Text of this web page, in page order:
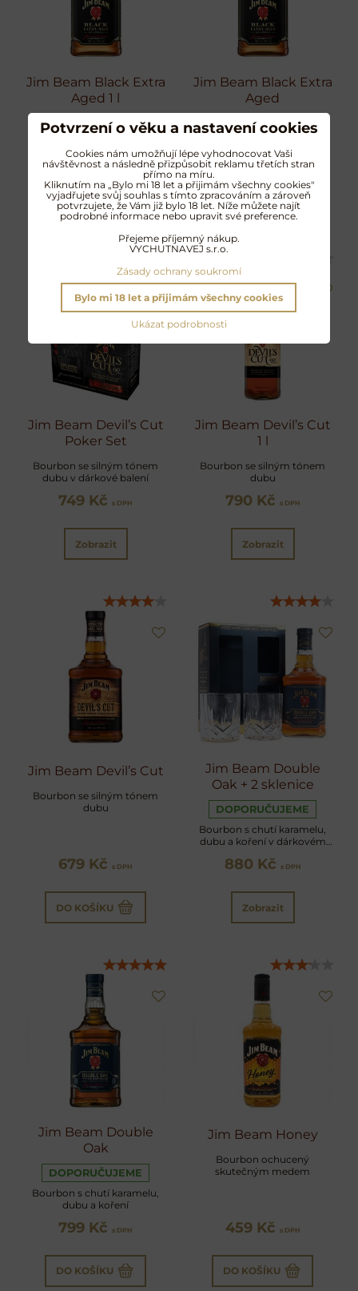
Jim Beam Black Extra
Aged 1 l
Hřejivý bourbon s
přetrvávajícími tóny dubu a
899 Kč s DPH
DO KOŠÍKU
Jim Beam Black Extra
Aged
Hřejivý bourbon s
přetrvávajícími tóny dubu a
739 Kč s DPH
DO KOŠÍKU
Jim Beam Devil’s Cut
Poker Set
Bourbon se silným tónem
dubu v dárkové balení
749 Kč s DPH
Zobrazit
Jim Beam Devil’s Cut
1 l
Bourbon se silným tónem
dubu
790 Kč s DPH
Zobrazit
Jim Beam Devil’s Cut
Bourbon se silným tónem
dubu
679 Kč s DPH
DO KOŠÍKU
Jim Beam Double
Oak + 2 sklenice
DOPORUČUJEME
Bourbon s chutí karamelu,
dubu a koření v dárkovém
880 Kč s DPH
Zobrazit
Jim Beam Double
Oak
DOPORUČUJEME
Bourbon s chutí karamelu,
dubu a koření
799 Kč s DPH
DO KOŠÍKU
Jim Beam Honey
Bourbon ochucený
skutečným medem
459 Kč s DPH
DO KOŠÍKU
Potvrzení o věku a nastavení cookies
Cookies nám umožňují lépe vyhodnocovat Vaši
návštěvnost a následně přizpůsobit reklamu třetích stran
přímo na míru.
Kliknutím na „Bylo mi 18 let a přijimám všechny cookies"
vyjadřujete svůj souhlas s tímto zpracováním a zároveň
potvrzujete, že Vám již bylo 18 let. Níže můžete najít
podrobné informace nebo upravit své preference.
Přejeme příjemný nákup.
VYCHUTNAVEJ s.r.o.
Zásady ochrany soukromí
Ukázat podrobnosti
Bylo mi 18 let a přijimám všechny cookies